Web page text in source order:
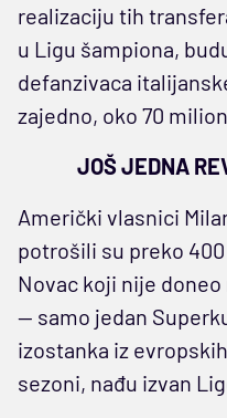
realizaciju tih
u Ligu šampiona,
defanzivaca
zajedno, oko 70
JOŠ JEDNA
Američki vlasnici
potrošili su preko
Novac koji nije
— samo jedan
izostanka iz
sezoni, nađu izvan